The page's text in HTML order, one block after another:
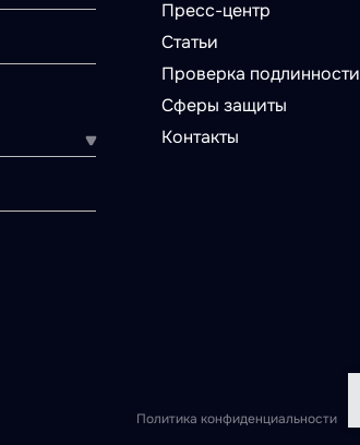
Пресс-центр
Статьи
Проверка подлинности
Сферы защиты
Контакты
Политика конфиденциальности